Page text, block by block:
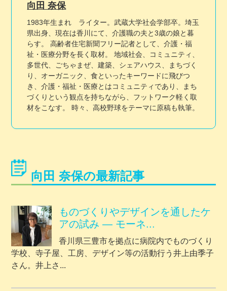
向田 奈保
1983年生まれ ライター。武蔵大学社会学部卒。埼玉
県出身、現在は香川にて、介護職の夫と3歳の娘と暮
らす。 高齢者住宅新聞フリー記者として、介護・福
祉・医療分野を長く取材。 地域社会、コミュニティ、
多世代、ごちゃまぜ、建築、シェアハウス、まちづく
り、オーガニック、食といったキーワードに飛びつ
き、介護・福祉・医療とはコミュニティであり、まち
づくりという観点を持ちながら、フットワーク軽く取
材をこなす。 時々、高校野球をテーマに原稿も執筆。
向田 奈保の最新記事
ものづくりやデザインを通したケ
アの試み ― モーネ...
香川県三豊市を拠点に病院内でものづくり
学校、寺子屋、工房、デザイン等の活動行う井上由季子
さん。井上さ...